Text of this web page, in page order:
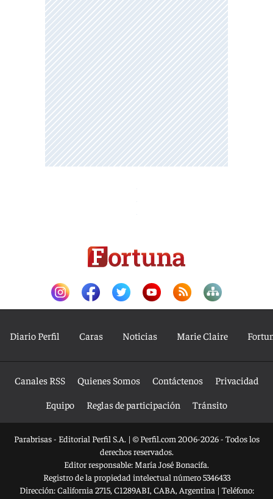
Diario Perfil Caras Noticias Marie Claire
Canales RSS Quienes Somos Contáctenos
Privacidad
Equipo
Reglas de participación Tránsito
Parabrisas - Editorial Perfil S.A. | © Perfil.com 2006-2026 - Todos los
derechos reservados.
Editor responsable: María José Bonacifa.
Registro de la propiedad intelectual número 5346433
Dirección:California 2715, C1289ABI, CABA, Argentina | Teléfono: